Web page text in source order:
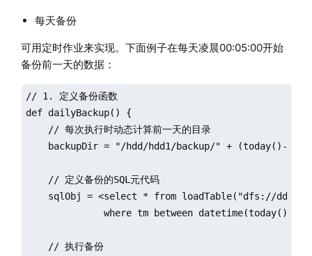
        ├── 3afb5932-a8fa-9e93-ff4c-120c1223dcf6
        ├── b20422a9-487d-8eb7-7143-3597a3b44796
        ├── 2ae9676f-dbe7-669a-7144-68a02572df3e
        ├── 72e15689-4bf7-44a9-b84e-16fb8e856a6d
        ├── 8652f2f0-9d60-40aa-4e44-9d77bd1309f6
        └── e266ab82-6ef9-e289-d241-d9218be59dde
每天备份
可用定时作业来实现。下面例子在每天凌晨00:05:00开始
备份前一天的数据：
// 1. 定义备份函数
def dailyBackup() {
// 每次执行时动态计算前一天的目录
backupDir = "/hdd/hdd1/backup/" + (today()-
// 定义备份的SQL元代码
sqlObj = <select * from loadTable("dfs://ddb",
where tm between datetime(today()-1) :
// 执行备份